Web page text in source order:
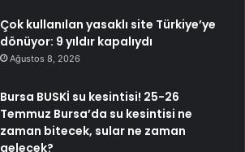
Çok kullanılan yasaklı site Türkiye’ye
dönüyor: 9 yıldır kapalıydı
Ağustos 8, 2026
Bursa BUSKİ su kesintisi! 25-26
Temmuz Bursa’da su kesintisi ne
zaman bitecek, sular ne zaman
gelecek?